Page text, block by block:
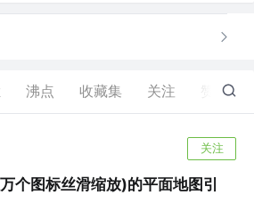
沸点 收藏集 关注 0
关注
个图标丝滑缩放)的平面地图引